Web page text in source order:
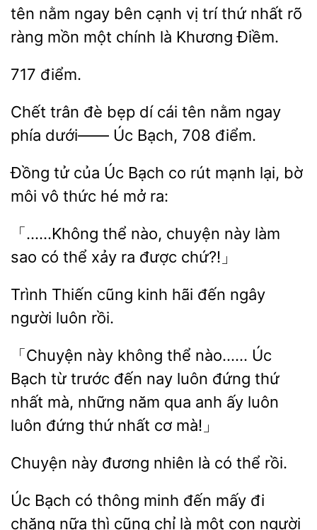
tên nằm ngay
cạnh vị trí thứ
rõ
mồn một chính là Khương Điềm.
Chết trân đè bẹp dí cái tên nằm ngay
dưới——
708 điểm.
Đồng tử của Bạch co
mạnh lại, bờ
môi
thức hé mở ra:
「……Không thể nào, chuyện
làm
sao có
xảy được chứ?!」
Trình Thiến cũng kinh
ngây
luôn rồi.
「Chuyện này không thể nào…… Úc
Bạch từ trước
nay luôn đứng thứ
nhất
những năm qua anh
luôn
luôn đứng thứ nhất cơ mà!」
đương nhiên là thể rồi.
Úc Bạch có thông
đến mấy đi
chăng nữa thì
chỉ là một con người